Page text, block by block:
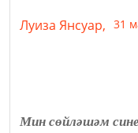
Луиза Янсуар, 31
Мин сөйләшәм